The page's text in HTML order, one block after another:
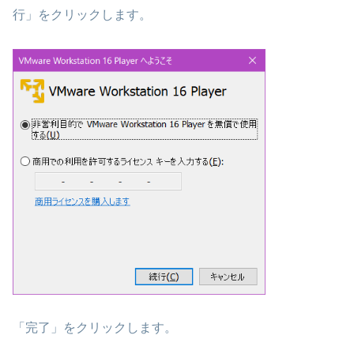
行」をクリックします。
「完了」をクリックします。